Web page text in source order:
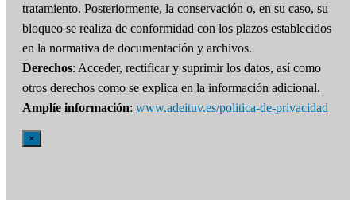
tratamiento. Posteriormente, la conservación o, en su caso, su
bloqueo se realiza de conformidad con los plazos establecidos
en la normativa de documentación y archivos.
Derechos: Acceder, rectificar y suprimir los datos, así como
otros derechos como se explica en la información adicional.
Amplíe información: www.adeituv.es/politica-de-privacidad
×